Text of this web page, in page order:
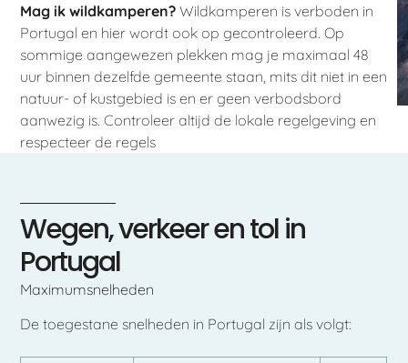
Mag ik wildkamperen?Wildkamperen is verboden in
Portugal en hier wordt ook op gecontroleerd. Op
sommige aangewezen plekken mag je maximaal 48
uur binnen dezelfde gemeente staan, mits dit niet in een
natuur- of kustgebied is en er geen verbodsbord
aanwezig is. Controleer altijd de lokale regelgeving en
respecteer de regels
Wegen, verkeer en tol in
Portugal
Maximumsnelheden
De toegestane snelheden in Portugal zijn als volgt: